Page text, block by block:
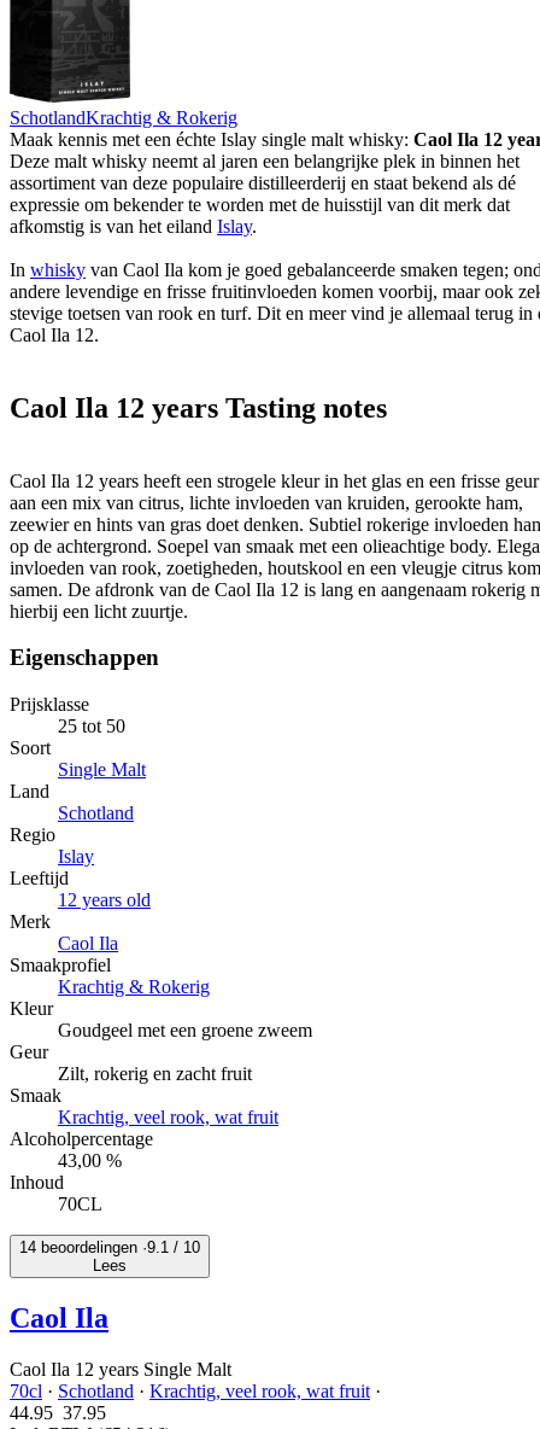
SchotlandKrachtig & Rokerig
Maak kennis met een échte Islay single malt whisky: Caol Ila 12
Deze malt whisky neemt al jaren een belangrijke plek in binnen het
assortiment van deze populaire distilleerderij en staat bekend als dé
expressie om bekender te worden met de huisstijl van dit merk dat
afkomstig is van het eiland Islay.
In whisky van Caol Ila kom je goed gebalanceerde smaken tegen;
andere levendige en frisse fruitinvloeden komen voorbij, maar ook
stevige toetsen van rook en turf. Dit en meer vind je allemaal terug in
Caol Ila 12.
Caol Ila 12 years Tasting notes
Caol Ila 12 years heeft een strogele kleur in het glas en een frisse
aan een mix van citrus, lichte invloeden van kruiden, gerookte ham,
zeewier en hints van gras doet denken. Subtiel rokerige invloeden
op de achtergrond. Soepel van smaak met een olieachtige body.
invloeden van rook, zoetigheden, houtskool en een vleugje citrus
samen. De afdronk van de Caol Ila 12 is lang en aangenaam rokerig
hierbij een licht zuurtje.
Eigenschappen
Prijsklasse
25 tot 50
Soort
Single Malt
Land
Schotland
Regio
Islay
Leeftijd
12 years old
Merk
Caol Ila
Smaakprofiel
Krachtig & Rokerig
Kleur
Goudgeel met een groene zweem
Geur
Zilt, rokerig en zacht fruit
Smaak
Krachtig, veel rook, wat fruit
Alcoholpercentage
43,00 %
Inhoud
70CL
14 beoordelingen ·9.1 / 10
Lees
Caol Ila
Caol Ila 12 years Single Malt
70cl · Schotland · Krachtig, veel rook, wat fruit ·
44.95 37.95